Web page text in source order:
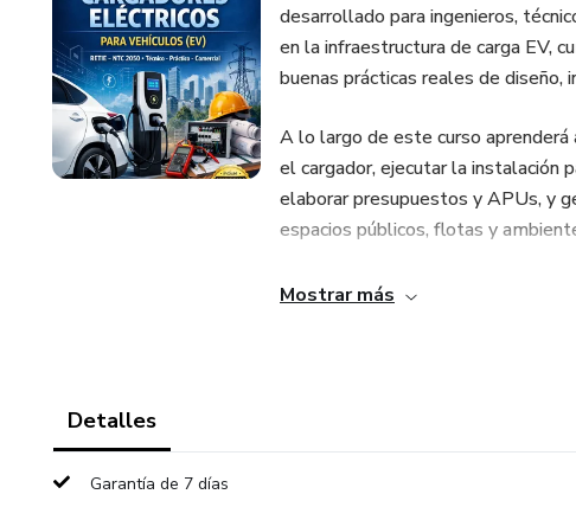
desarrollado para ingenieros,
en la infraestructura de carga EV,
buenas prácticas reales de diseño,
A lo largo de este curso
el cargador, ejecutar la instalación
elaborar presupuestos y APUs, y
espacios públicos, flotas y
El contenido está organizado en 8
Mostrar más
Detalles
Garantía de 7 días